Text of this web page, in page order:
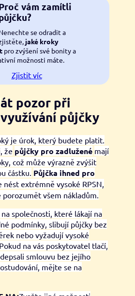
vám zamítli
se odradit a
jaké kroky
pro zvýšení své bonity a
možnosti máte.
Zjistit víc
pozor při
půjčky
je úrok, který budete platit.
že půjčky pro zadlužené mají
což může výrazně zvýšit
částku. Půjčka ihned pro
nést extrémně vysoké RPSN,
všem nákladům.
společnosti, které lákají na
podmínky, slibují půjčky bez
nebo vyžadují vysoké
na vás poskytovatel tlačí,
smlouvu bez jejího
mějte se na